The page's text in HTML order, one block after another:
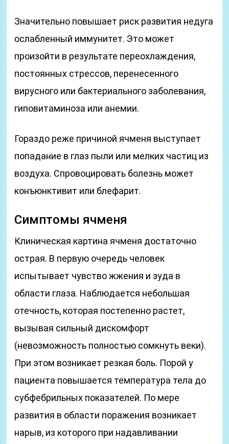
Значительно повышает риск развития недуга
ослабленный иммунитет. Это может
произойти в результате переохлаждения,
постоянных стрессов, перенесенного
вирусного или бактериального заболевания,
гиповитаминоза или анемии.
Гораздо реже причиной ячменя выступает
попадание в глаз пыли или мелких частиц из
воздуха. Спровоцировать болезнь может
конъюнктивит или блефарит.
Симптомы ячменя
Клиническая картина ячменя достаточно
острая. В первую очередь человек
испытывает чувство жжения и зуда в
области глаза. Наблюдается небольшая
отечность, которая постепенно растет,
вызывая сильный дискомфорт
(невозможность полностью сомкнуть веки).
При этом возникает резкая боль. Порой у
пациента повышается температура тела до
субфебрильных показателей. По мере
развития в области поражения возникает
нарыв, из которого при надавливании